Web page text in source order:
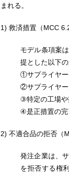
まれる。
1) 救済措置（MCC 6.2
モデル条項案
提とした以下
①サプライヤー
②サプライヤー
③特定の工場や
④是正措置の完
2) 不適合品の拒否（
発注企業は、
を拒否する権